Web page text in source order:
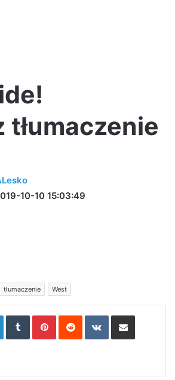
tłumaczenie
10-10 15:03:49
tłumaczenie West
LinkedInTumblrPinterestReddit VKontakteShare via Email